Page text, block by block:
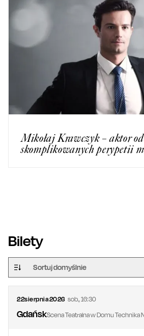
Mikołaj Krawczyk – aktor od
skomplikowanych perypetii
Bilety
Sortuj domyślnie
22sierpnia2026 sob.,16:30
GdańskScena Teatralna w Domu Technika